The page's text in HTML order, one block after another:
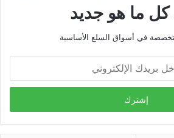
ما هو جديد
في أسواق السلع الأساسية